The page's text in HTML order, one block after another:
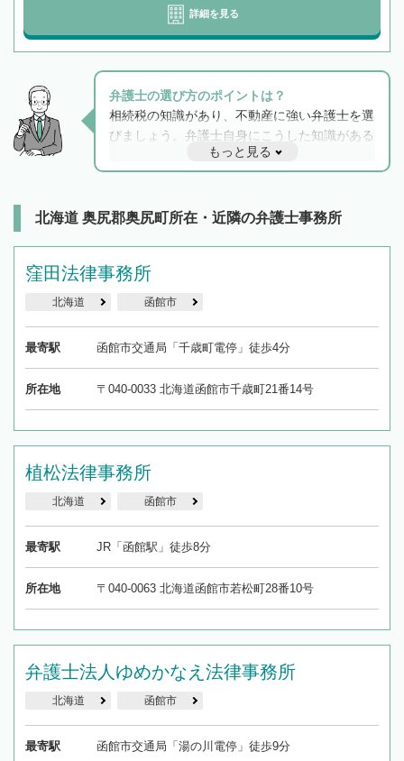
詳細を見る
弁護士の選び方のポイントは？
相続税の知識があり、不動産に強い弁護士を選
びましょう。弁護士自身にこうした知識がある
と他士業との連携もスムーズに進み、トラブル
解決のみならず相続をトータルで任せることが
でフィーリングも重要です。実際に電話や面談
もっと見る
北海道 奥尻郡奥尻町所在・近隣の弁護士事務所
窪田法律事務所
北海道 函館市
最寄駅 函館市交通局「千歳町電停」徒歩4分
所在地 〒040-0033 北海道函館市千歳町21番14号
植松法律事務所
北海道 函館市
最寄駅 JR「函館駅」徒歩8分
所在地 〒040-0063 北海道函館市若松町28番10号
弁護士法人ゆめかなえ法律事務所
北海道 函館市
最寄駅 函館市交通局「湯の川電停」徒歩9分